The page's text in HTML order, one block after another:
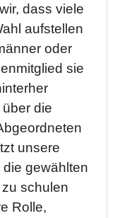
dass viele
aufstellen
oder
sie
die
unsere
gewählten
schulen
Rolle,